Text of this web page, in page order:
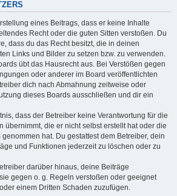
eines Beitrags, dass er keine Inhalte
Recht oder die guten Sitten verstoßen. Du
dass du das Recht besitzt, die in deinen
Links und Bilder zu setzen bzw. zu verwenden.
übt das Hausrecht aus. Bei Verstößen gegen
oder anderer im Board veröffentlichten
dich nach Abmahnung zeitweise oder
dieses Boards ausschließen und dir ein
dass der Betreiber keine Verantwortung für die
übernimmt, die er nicht selbst erstellt hat oder die
hat. Du gestattest dem Betreiber, dein
und Funktionen jederzeit zu löschen oder zu
darüber hinaus, deine Beiträge
gegen o. g. Regeln verstoßen oder geeignet
einem Dritten Schaden zuzufügen.